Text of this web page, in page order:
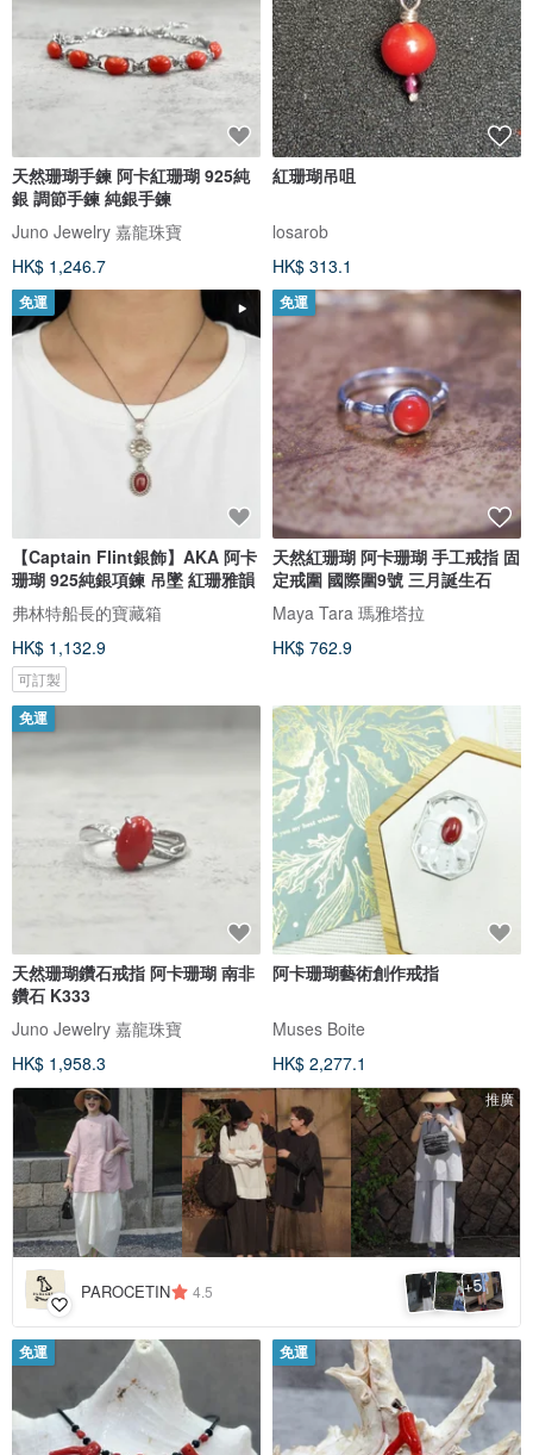
天然珊瑚手鍊 阿卡紅珊瑚 925純
銀 調節手鍊 純銀手鍊
Juno Jewelry 嘉龍珠寶
HK$ 1,246.7
紅珊瑚吊咀
losarob
HK$ 313.1
免運
【Captain Flint銀飾】AKA 阿卡
珊瑚 925純銀項鍊 吊墜 紅珊雅韻
弗林特船長的寶藏箱
HK$ 1,132.9
可訂製
免運
天然紅珊瑚 阿卡珊瑚 手工戒指 固
定戒圍 國際圍9號 三月誕生石
Maya Tara 瑪雅塔拉
HK$ 762.9
免運
天然珊瑚鑽石戒指 阿卡珊瑚 南非
鑽石 K333
Juno Jewelry 嘉龍珠寶
HK$ 1,958.3
阿卡珊瑚藝術創作戒指
Muses Boite
HK$ 2,277.1
推廣
PAROCETIN 4.5 +5
免運 免運